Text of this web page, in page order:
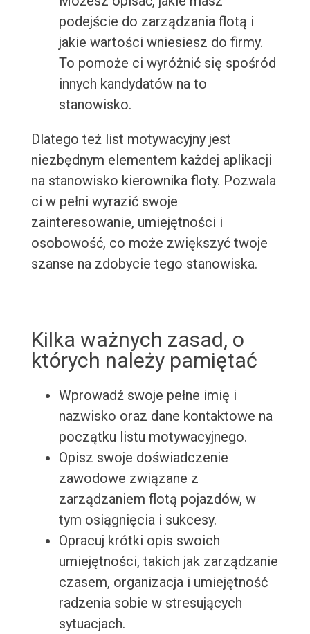
podejście do zarządzania flotą i
jakie wartości wniesiesz do firmy.
To pomoże ci wyróżnić się spośród
innych kandydatów na to
stanowisko.
Dlatego też list motywacyjny jest
niezbędnym elementem każdej aplikacji
na stanowisko kierownika floty. Pozwala
ci w pełni wyrazić swoje
zainteresowanie, umiejętności i
osobowość, co może zwiększyć twoje
szanse na zdobycie tego stanowiska.
Kilka ważnych zasad, o
których należy pamiętać
Wprowadź swoje pełne imię i
nazwisko oraz dane kontaktowe na
początku listu motywacyjnego.
Opisz swoje doświadczenie
zawodowe związane z
zarządzaniem flotą pojazdów, w
tym osiągnięcia i sukcesy.
Opracuj krótki opis swoich
umiejętności, takich jak zarządzanie
czasem, organizacja i umiejętność
radzenia sobie w stresujących
sytuacjach.